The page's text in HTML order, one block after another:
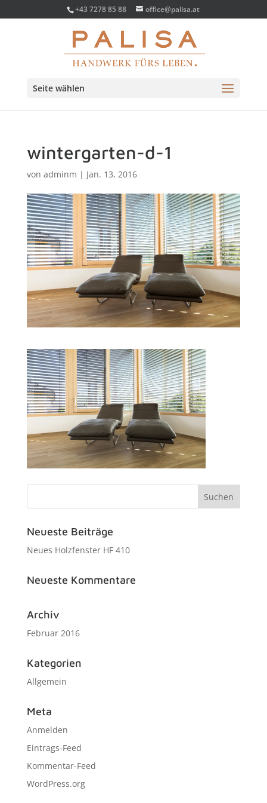
+43 7278 85 88 office@palisa.at
Seite wählen
wintergarten-d-1
von adminm | Jan. 13, 2016
Neueste Beiträge
Neues Holzfenster HF 410
Neueste Kommentare
Archiv
Februar 2016
Kategorien
Allgemein
Meta
Anmelden
Eintrags-Feed
Kommentar-Feed
WordPress.org